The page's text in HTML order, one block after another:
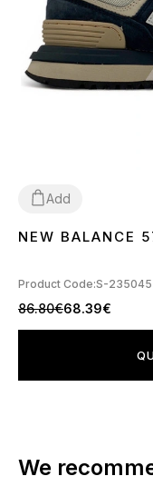
Add
3637 383940
NEW BALANCE
Product Code:S-
86.80€68.39€
We